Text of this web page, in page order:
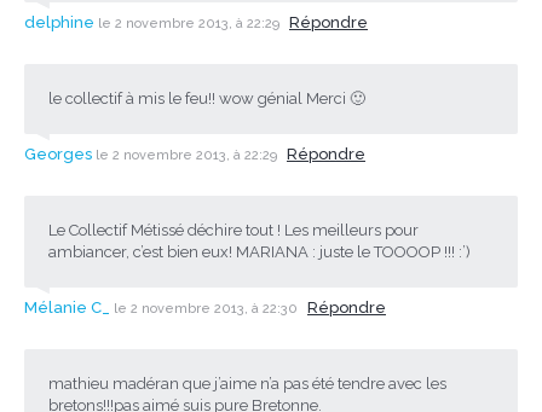
delphine le 2 novembre 2013, à 22:29 Répondre
le collectif à mis le feu!! wow génial Merci 🙂
Georges le 2 novembre 2013, à 22:29 Répondre
Le Collectif Métissé déchire tout ! Les meilleurs pour
ambiancer, c’est bien eux! MARIANA : juste le TOOOOP !!! :’)
Mélanie C_ le 2 novembre 2013, à 22:30 Répondre
mathieu madéran que j’aime n’a pas été tendre avec les
bretons!!!pas aimé suis pure Bretonne.